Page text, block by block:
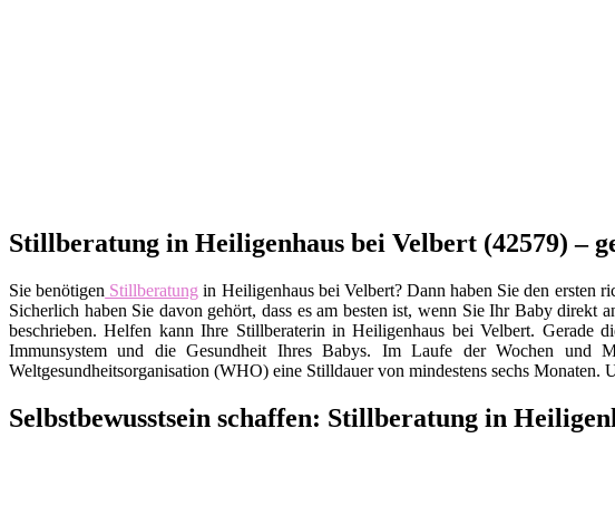
Stillberatung in Heiligenhaus bei Velbert (42579) –
Sie benötigen Stillberatung in Heiligenhaus bei Velbert? Dann haben Sie den ersten
Sicherlich haben Sie davon gehört, dass es am besten ist, wenn Sie Ihr Baby direkt
beschrieben. Helfen kann Ihre Stillberaterin in Heiligenhaus bei Velbert. Gerade
Immunsystem und die Gesundheit Ihres Babys. Im Laufe der Wochen und
Weltgesundheitsorganisation (WHO) eine Stilldauer von mindestens sechs Monaten.
Selbstbewusstsein schaffen: Stillberatung in